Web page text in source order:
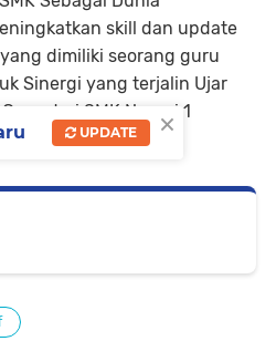
skill dan update
dimiliki seorang guru
Sinergi yang terjalin Ujar
dari SMK Negeri 1
×
UPDATE